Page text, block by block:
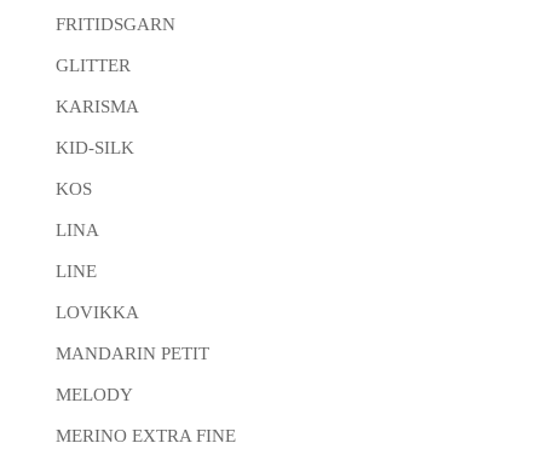
FRITIDSGARN
GLITTER
KARISMA
KID-SILK
KOS
LINA
LINE
LOVIKKA
MANDARIN PETIT
MELODY
MERINO EXTRA FINE